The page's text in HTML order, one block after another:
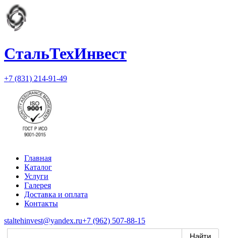
СтальТехИнвест
+7 (831) 214-91-49
Главная
Каталог
Услуги
Галерея
Доставка и оплата
Контакты
staltehinvest@yandex.ru+7 (962) 507-88-15